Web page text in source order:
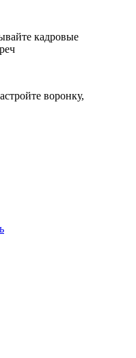
кадровые
воронку,